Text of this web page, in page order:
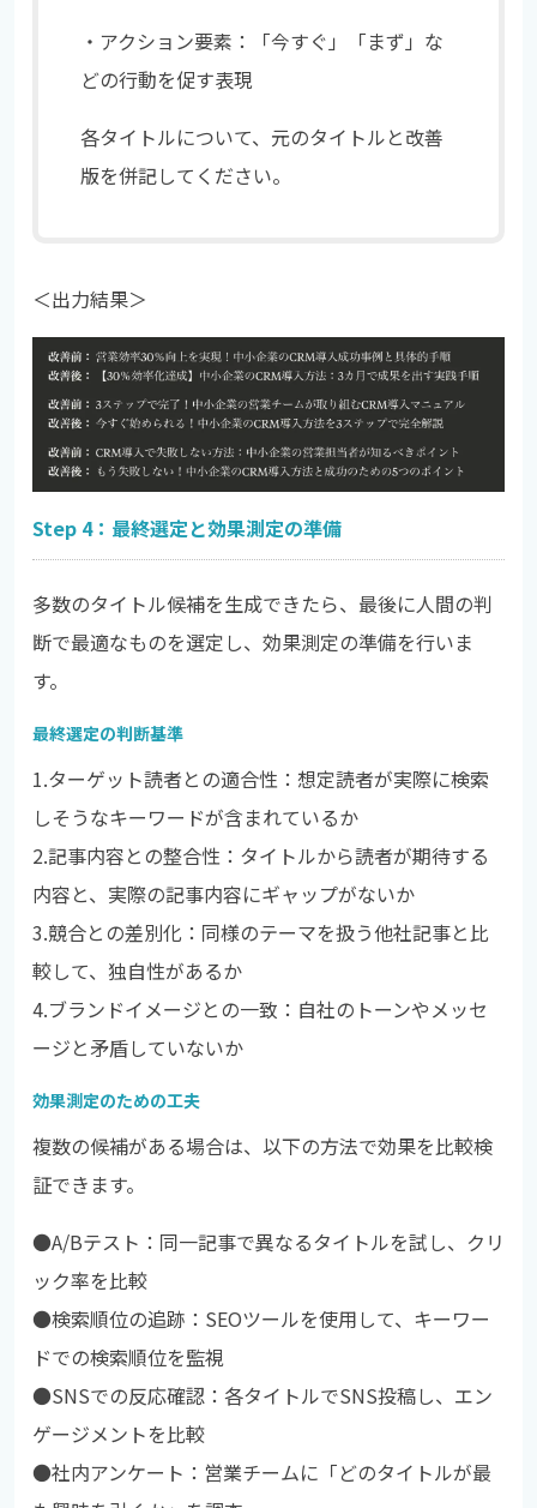
・アクション要素：「今すぐ」「まず」な
どの行動を促す表現
各タイトルについて、元のタイトルと改善
版を併記してください。
＜出力結果＞
Step 4：最終選定と効果測定の準備
多数のタイトル候補を生成できたら、最後に人間の判
断で最適なものを選定し、効果測定の準備を行いま
す。
最終選定の判断基準
1.ターゲット読者との適合性：想定読者が実際に検索
しそうなキーワードが含まれているか
2.記事内容との整合性：タイトルから読者が期待する
内容と、実際の記事内容にギャップがないか
3.競合との差別化：同様のテーマを扱う他社記事と比
較して、独自性があるか
4.ブランドイメージとの一致：自社のトーンやメッセ
ージと矛盾していないか
効果測定のための工夫
複数の候補がある場合は、以下の方法で効果を比較検
証できます。
●A/Bテスト：同一記事で異なるタイトルを試し、クリ
ック率を比較
●検索順位の追跡：SEOツールを使用して、キーワー
ドでの検索順位を監視
●SNSでの反応確認：各タイトルでSNS投稿し、エン
ゲージメントを比較
●社内アンケート：営業チームに「どのタイトルが最